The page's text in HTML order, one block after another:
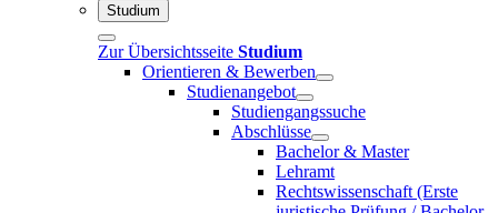
Studium
Zur Übersichtsseite Studium
Orientieren & Bewerben
Studienangebot
Studiengangssuche
Abschlüsse
Bachelor & Master
Lehramt
Rechtswissenschaft (Erste